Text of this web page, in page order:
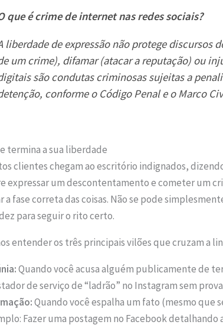
que é crime de internet nas redes sociais?
liberdade de expressão não protege discursos
um crime), difamar (atacar a reputação) ou
são condutas criminosas sujeitas a
conforme o Código Penal e o Marco
termina a sua liberdade
clientes chegam ao escritório indignados,
expressar um descontentamento e cometer um
a fase correta das coisas. Não se pode
para seguir o rito certo.
entender os três principais vilões que cruzam a
Quando você acusa alguém publicamente de
de serviço de “ladrão” no Instagram sem
Quando você espalha um fato (mesmo que
Fazer uma postagem no Facebook